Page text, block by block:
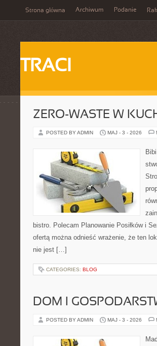
Strona główna Archiwum Podanie
TRACI
ZERO-WASTE W
POSTED BY ADMIN MAJ - 3 - 2026
bistro. Polecam Planowanie Posiłków i
ofertą można odnieść wrażenie, że ten
nie jest […]
CATEGORIES: BLOG
DOM I
POSTED BY ADMIN MAJ - 3 - 2026